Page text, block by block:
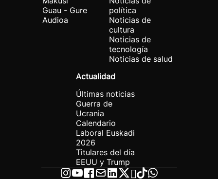
Guau - Gure
Audioa
política
Noticias de
cultura
Noticias de
tecnología
Noticias de salud
Actualidad
Últimas noticias
Guerra de
Ucrania
Calendario
Laboral Euskadi
2026
Titulares del día
EEUU y Trump